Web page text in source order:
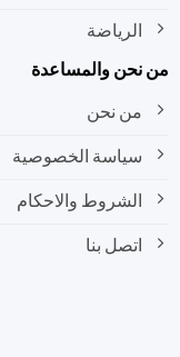
الرياضة
والمساعدة
من نحن
سياسة الخصوصية
الشروط والاحكام
اتصل بنا